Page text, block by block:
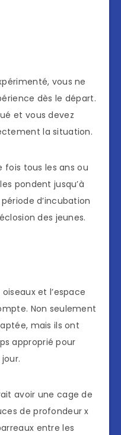
vous ne
dès le départ.
et vous devez
la situation.
fois tous les ans ou
pondent jusqu’à
d’incubation
des jeunes.
et l’espace
Non seulement
mais ils ont
approprié pour
avoir une cage de
de profondeur x
entre les